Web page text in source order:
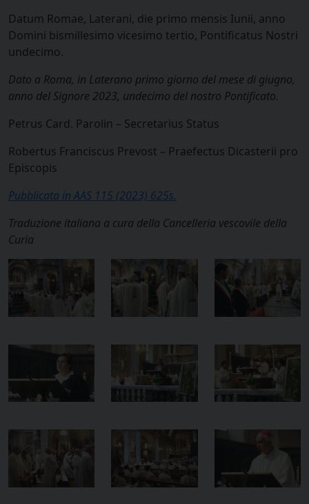
Datum Romae, Laterani, die primo mensis Iunii, anno
Domini bismillesimo vicesimo tertio, Pontificatus Nostri
undecimo.
Dato a Roma, in Laterano primo giorno del mese di giugno,
anno del Signore 2023, undecimo del nostro Pontificato.
Petrus Card. Parolin – Secretarius Status
Robertus Franciscus Prevost – Praefectus Dicasterii pro
Episcopis
Pubblicata in AAS 115 (2023) 625s.
Traduzione italiana a cura della Cancelleria vescovile della
Curia